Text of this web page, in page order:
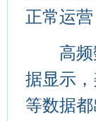
正常运
高频数
据显示
等数据都